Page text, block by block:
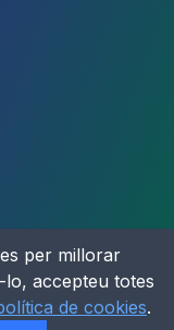
per millorar
accepteu totes
de cookies.